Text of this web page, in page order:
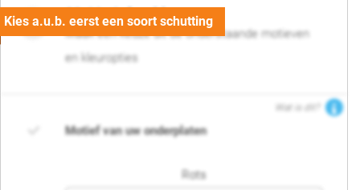
02. Motief en kleur
Maak een keuze uit de onderstaande motieven
en kleuropties
Wat is dit?
Motief van uw onderplaten
Rots